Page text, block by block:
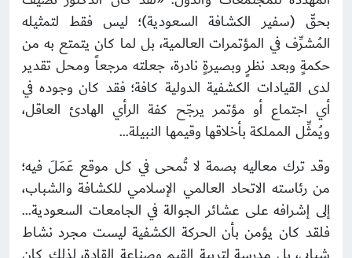
بحقّ (سفير الكشافة السعودية)؛ ليس فقط لتمثيله
المُشرِّف في المؤتمرات العالمية، بل لما كان يتمتع به من
حكمةٍ وبعد نظرٍ وبصيرةٍ نادرة، جعلته مرجعاً ومحل تقدير
لدى القيادات الكشفية الدولية كافة؛ فقد كان وجوده في
أي اجتماع أو مؤتمر يرجّح كفة الرأي الهادئ العاقل،
ويُمثِّل المملكة بأخلاقها وقيمها النبيلة…
وقد ترك معاليه بصمة لا تُمحى في كل موقع عَمَلَ فيه؛
من رئاسته الاتحاد العالمي الإسلامي للكشافة والشباب،
إلى إشرافه على عشائر الجوالة في الجامعات السعودية…
فلقد كان يؤمن بأن الحركة الكشفية ليست مجرد نشاط